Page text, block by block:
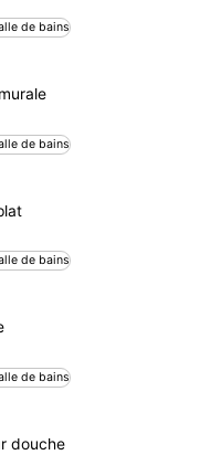
douche